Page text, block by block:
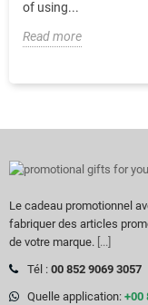
of using...
Read more
Le cadeau promotionnel
fabriquer des articles
de votre marque. [...]
Tél : 00 852 9069 3057
Quelle application: +00